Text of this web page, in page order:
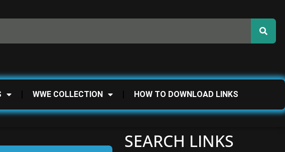
WWE COLLECTION HOW TO DOWNLOAD LINKS
SEARCH LINKS